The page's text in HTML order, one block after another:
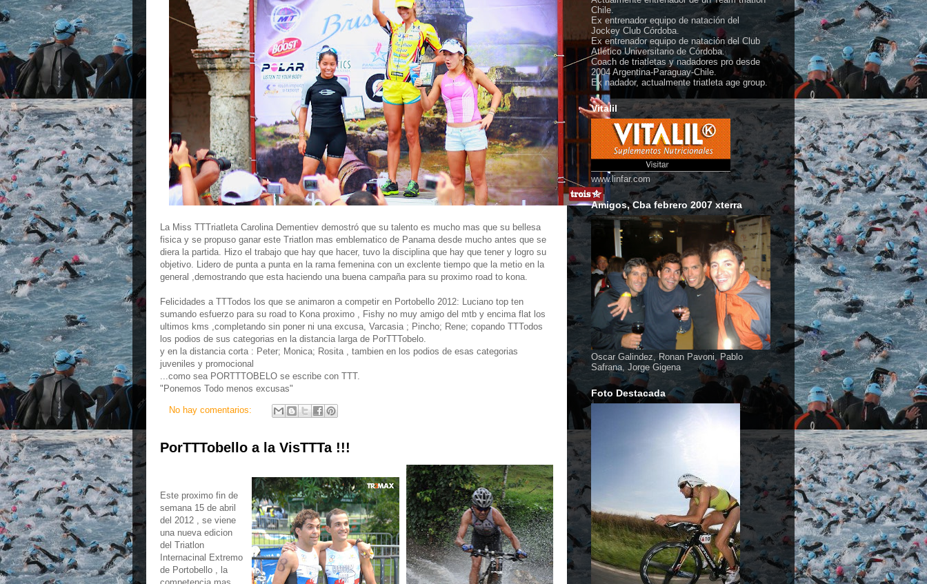
La Miss TTTriatleta Carolina Dementiev demostró que su talento es mucho mas que su bellesa
fisica y se propuso ganar este Triatlon mas emblematico de Panama desde mucho antes que se
diera la partida. Hizo el trabajo que hay que hacer, tuvo la disciplina que hay que tener y logro su
objetivo. Lidero de punta a punta en la rama femenina con un exclente tiempo que la metio en la
general ,demostrando que esta haciendo una buena campaña para su proximo road to kona.
Felicidades a TTTodos los que se animaron a competir en Portobello 2012: Luciano top ten
sumando esfuerzo para su road to Kona proximo , Fishy no muy amigo del mtb y encima flat los
ultimos kms ,completando sin poner ni una excusa, Varcasia ; Pincho; Rene; copando TTTodos
los podios de sus categorias en la distancia larga de PorTTTobelo.
y en la distancia corta : Peter; Monica; Rosita , tambien en los podios de esas categorias
juveniles y promocional
...como sea PORTTTOBELO se escribe con TTT.
"Ponemos Todo menos excusas"
No hay comentarios:
PorTTTobello a la VisTTTa !!!
Este proximo fin de
semana 15 de abril
del 2012 , se viene
una nueva edicion
del Triatlon
Internacinal Extremo
de Portobello , la
Chile.
Ex entrenador equipo de natación del
Jockey Club Córdoba.
Ex entrenador equipo de natación del Club
Atlético Universitario de Córdoba.
Coach de triatletas y nadadores pro desde
2004 Argentina-Paraguay-Chile.
Ex nadador, actualmente triatleta age group.
Vitalil
www.linfar.com
Amigos, Cba febrero 2007 xterra
Oscar Galindez, Ronan Pavoni, Pablo
Safrana, Jorge Gigena
Foto Destacada